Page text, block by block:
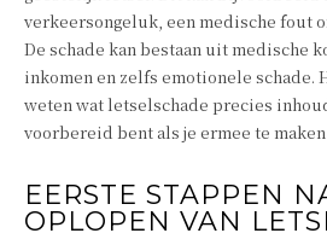
verkeersongeluk, een medische fout
De schade kan bestaan uit medische
inkomen en zelfs emotionele schade.
weten wat letselschade precies
voorbereid bent als je ermee te
EERSTE STAPPEN
OPLOPEN VAN